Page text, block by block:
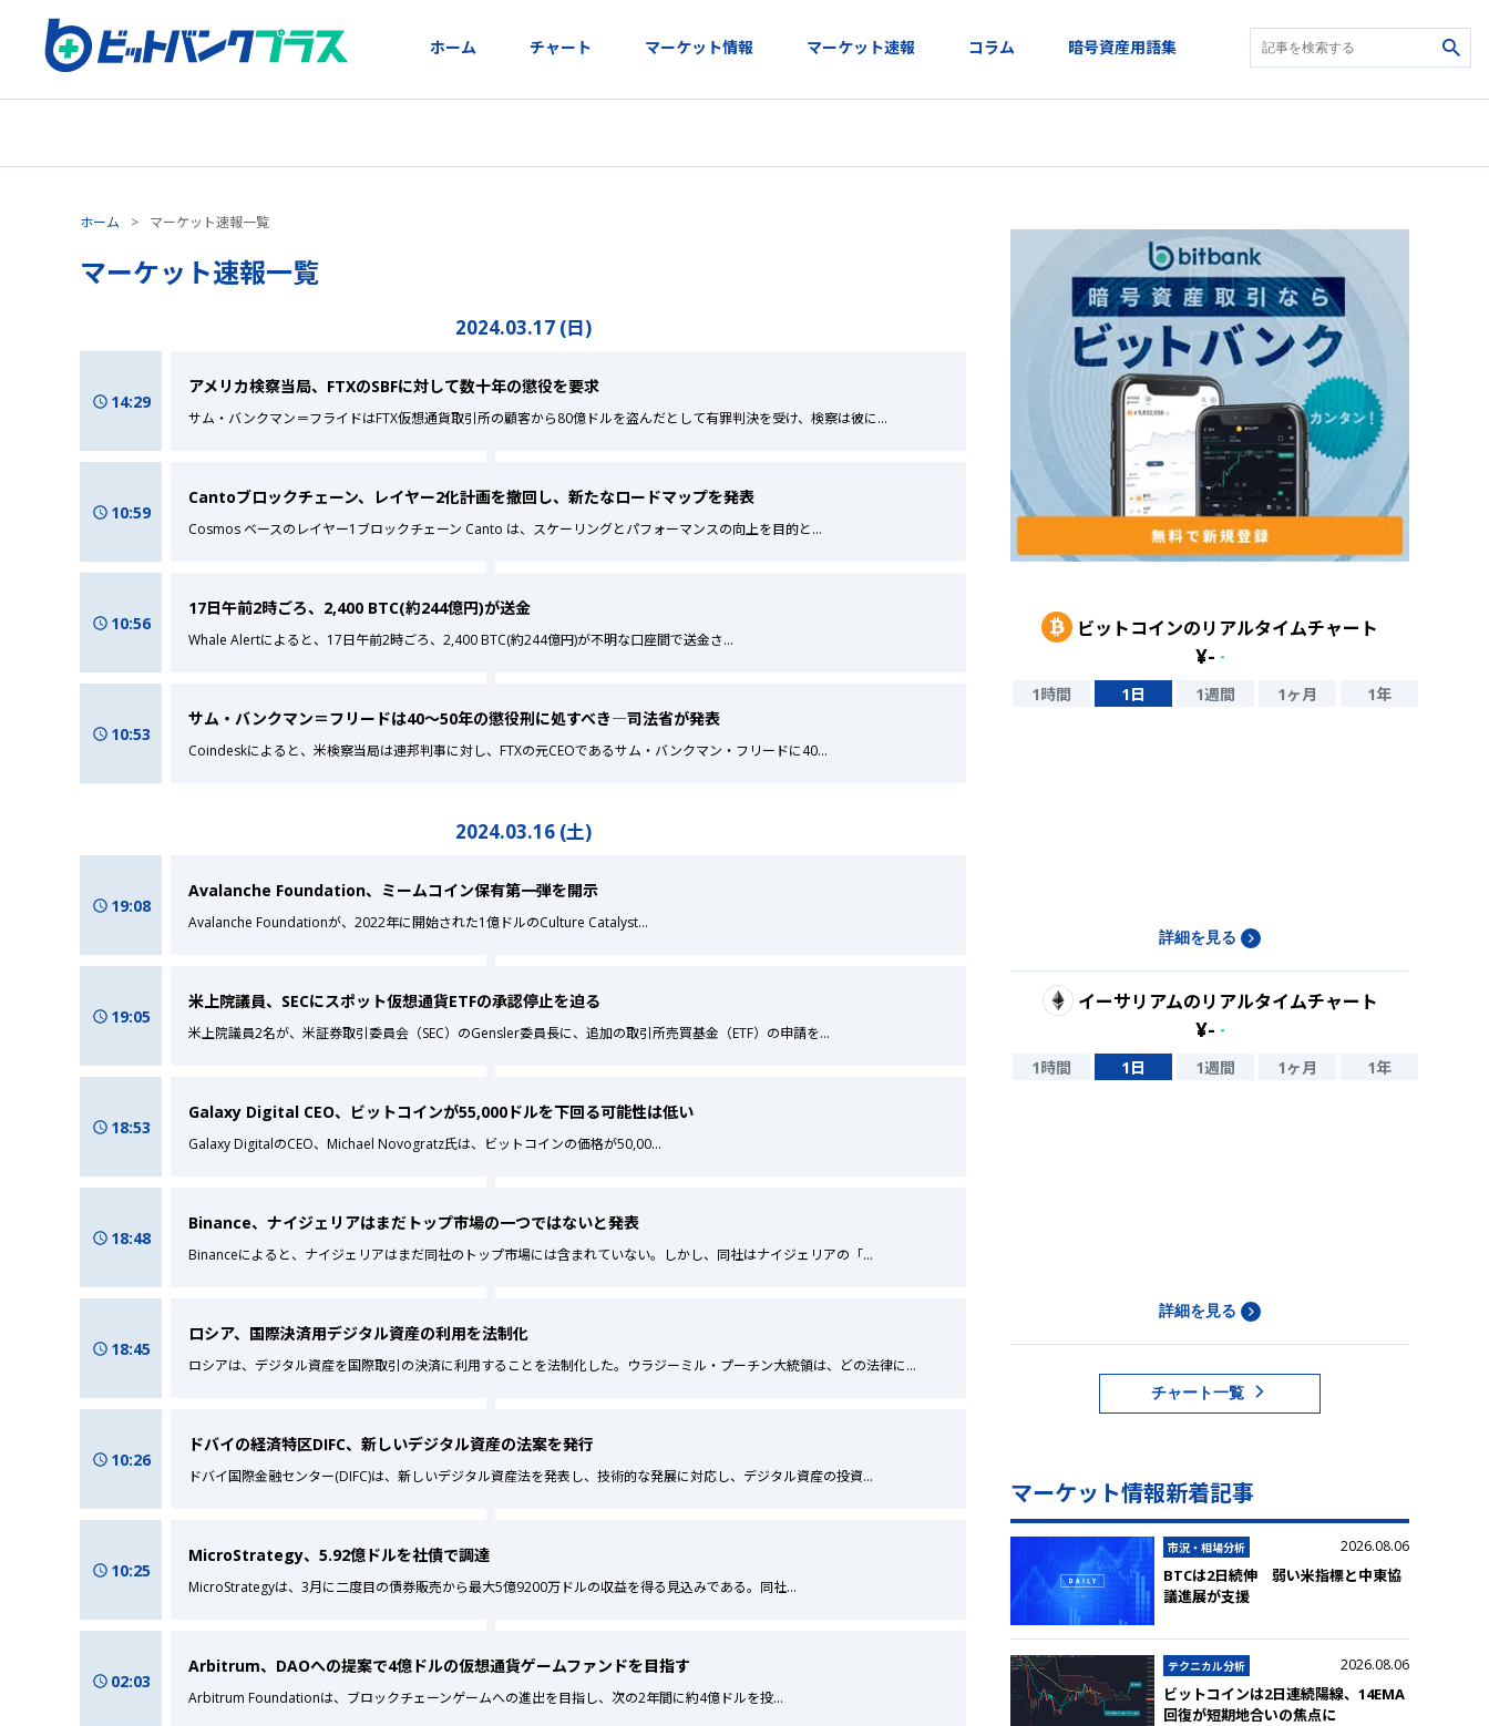
ホーム チャート マーケット情報 マーケット速報 コラム 暗号資産用語集
ホーム > マーケット速報一覧
マーケット速報一覧
2024.03.17 (日)
14:29
アメリカ検察当局、FTXのSBFに対して数十年の懲役を要求
サム・バンクマン＝フライドはFTX仮想通貨取引所の顧客から80億ドルを盗んだとして有罪判決を受け、検察は彼に...
10:59
Cantoブロックチェーン、レイヤー2化計画を撤回し、新たなロードマップを発表
Cosmos ベースのレイヤー1ブロックチェーン Canto は、スケーリングとパフォーマンスの向上を目的と...
10:56
17日午前2時ごろ、2,400 BTC(約244億円)が送金
Whale Alertによると、17日午前2時ごろ、2,400 BTC(約244億円)が不明な口座間で送金さ...
10:53
サム・バンクマン＝フリードは40～50年の懲役刑に処すべき―司法省が発表
Coindeskによると、米検察当局は連邦判事に対し、FTXの元CEOであるサム・バンクマン・フリードに40...
2024.03.16 (土)
19:08
Avalanche Foundation、ミームコイン保有第一弾を開示
Avalanche Foundationが、2022年に開始された1億ドルのCulture Catalyst...
19:05
米上院議員、SECにスポット仮想通貨ETFの承認停止を迫る
米上院議員2名が、米証券取引委員会（SEC）のGensler委員長に、追加の取引所売買基金（ETF）の申請を...
18:53
Galaxy Digital CEO、ビットコインが55,000ドルを下回る可能性は低い
Galaxy DigitalのCEO、Michael Novogratz氏は、ビットコインの価格が50,00...
18:48
Binance、ナイジェリアはまだトップ市場の一つではないと発表
Binanceによると、ナイジェリアはまだ同社のトップ市場には含まれていない。しかし、同社はナイジェリアの「...
18:45
ロシア、国際決済用デジタル資産の利用を法制化
ロシアは、デジタル資産を国際取引の決済に利用することを法制化した。ウラジーミル・プーチン大統領は、どの法律に...
10:26
ドバイの経済特区DIFC、新しいデジタル資産の法案を発行
ドバイ国際金融センター(DIFC)は、新しいデジタル資産法を発表し、技術的な発展に対応し、デジタル資産の投資...
10:25
MicroStrategy、5.92億ドルを社債で調達
MicroStrategyは、3月に二度目の債券販売から最大5億9200万ドルの収益を得る見込みである。同社...
02:03
Arbitrum、DAOへの提案で4億ドルの仮想通貨ゲームファンドを目指す
Arbitrum Foundationは、ブロックチェーンゲームへの進出を目指し、次の2年間に約4億ドルを投...
ビットコインのリアルタイムチャート
¥- -
1時間 1日 1週間 1ヶ月 1年
詳細を見る
イーサリアムのリアルタイムチャート
¥- -
1時間 1日 1週間 1ヶ月 1年
詳細を見る
チャート一覧
マーケット情報新着記事
市況・相場分析 2026.08.06
BTCは2日続伸 弱い米指標と中東協
議進展が支援
テクニカル分析 2026.08.06
ビットコインは2日連続陽線、14EMA
回復が短期地合いの焦点に